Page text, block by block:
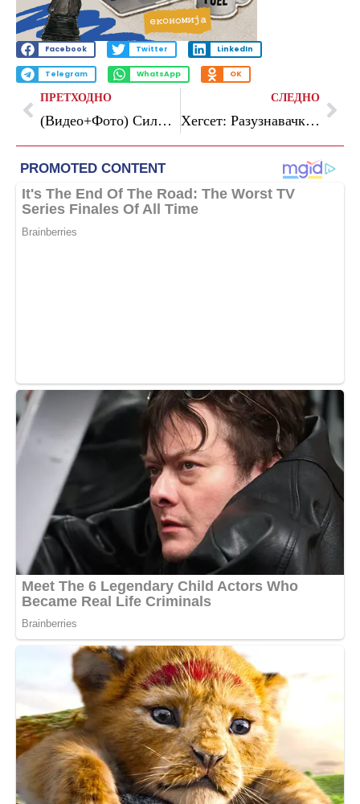
Facebook Twitter LinkedIn
Telegram WhatsApp OK
ПРЕТХОДНО
(Видео+Фото) Силно невреме ја погоди Словенија: град со големина на орев, ветерот корнеше покриви и дрвја
СЛЕДНО
Хегсет: Разузнавачките информации покажуваат дека блокадата на САД му нанесува голема штета на Иран